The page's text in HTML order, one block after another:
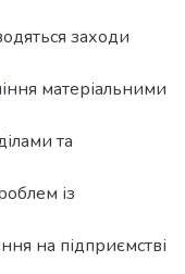
заходи
матеріальними
та
із
на підприємстві